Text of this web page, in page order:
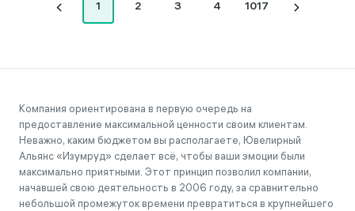
1 2 3 4 1017
Компания ориентирована в первую очередь на
предоставление максимальной ценности своим клиентам.
Неважно, каким бюджетом вы располагаете, Ювелирный
Альянс «Изумруд» сделает всё, чтобы ваши эмоции были
максимально приятными. Этот принцип позволил компании,
начавшей свою деятельность в 2006 году, за сравнительно
небольшой промежуток времени превратиться в крупнейшего